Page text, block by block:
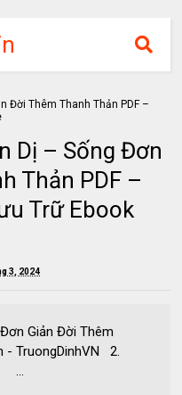
Dị – Sống Đơn
Thản PDF –
Trữ Ebook
3, 2024
Giản Đời Thêm
- TruongDinhVN 2.
...